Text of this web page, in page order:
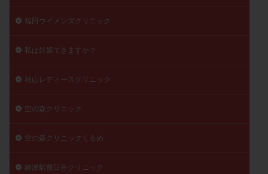
福田ウイメンズクリニック
私は妊娠できますか？
秋山レディースクリニック
空の森クリニック
空の森クリニックくるめ
綾瀬駅前臼井クリニック